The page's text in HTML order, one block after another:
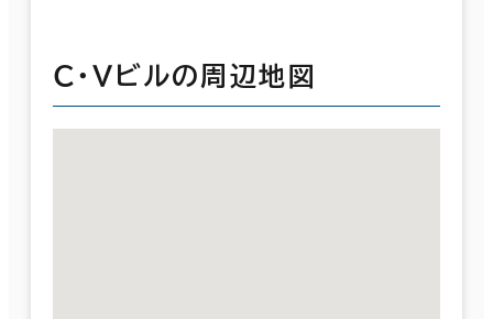
Ｃ・Ｖビルの周辺地図